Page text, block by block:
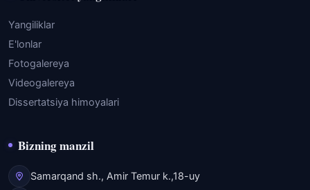
Yangiliklar
E'lonlar
Fotogalereya
Videogalereya
Dissertatsiya himoyalari
Bizning manzil
Samarqand sh., Amir Temur k.,18-uy